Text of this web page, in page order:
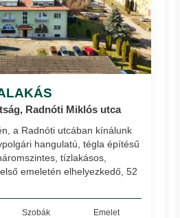
Radnóti Miklós utca
a Radnóti utcában kínálunk
hangulatú, tégla építésű
tízlakásos,
emeletén elhelyezkedő, 52
Szobák Emelet